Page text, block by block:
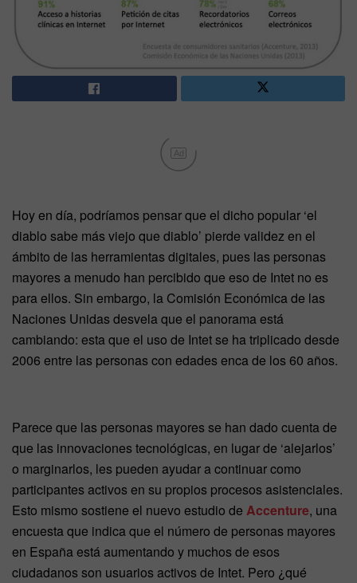
Ad
Hoy en día, podríamos pensar que el dicho popular ‘el
diablo sabe más viejo que diablo’ pierde validez en el
ámbito de las herramientas digitales, pues las personas
mayores a menudo han percibido que eso de Intet no es
para ellos. Sin embargo, la Comisión Económica de las
Naciones Unidas desvela que el panorama está
cambiando: esta que el uso de Intet se ha triplicado desde
2006 entre las personas con edades enca de los 60 años.
Parece que las personas mayores se han dado cuenta de
que las innovaciones tecnológicas, en lugar de ‘alejarlos’
o marginarlos, les pueden ayudar a continuar como
participantes activos en su propios procesos asistenciales.
Esto mismo sostiene el nuevo estudio de Accenture, una
encuesta que indica que el número de personas mayores
en España está aumentando y muchos de esos
ciudadanos son usuarios activos de Intet. Pero ¿qué